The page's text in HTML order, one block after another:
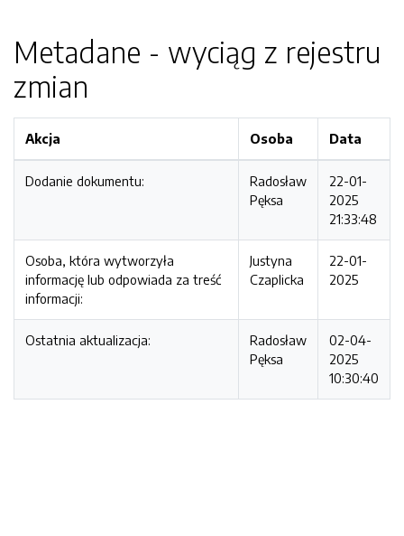
Metadane - wyciąg z rejestru
zmian
Akcja Osoba Data
Dodanie dokumentu:
Radosław
Pęksa
22-01-
2025
21:33:48
Osoba, która wytworzyła
informację lub odpowiada za treść
informacji:
Justyna
Czaplicka
22-01-
2025
Ostatnia aktualizacja:
Radosław
Pęksa
02-04-
2025
10:30:40